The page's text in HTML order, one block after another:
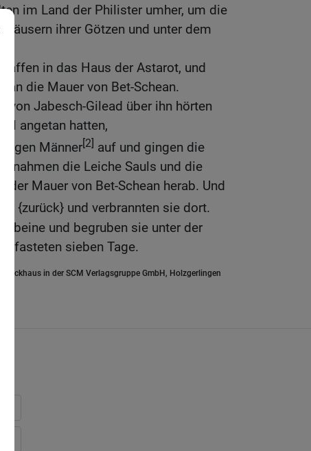
im Land der Philister umher, um die
Häusern ihrer Götzen und unter dem
in das Haus der Astarot, und
an die Mauer von Bet-Schean.
von Jabesch-Gilead über ihn hörten
angetan hatten,
Männer[2] auf und gingen die
nahmen die Leiche Sauls und die
der Mauer von Bet-Schean herab. Und
{zurück} und verbrannten sie dort.
und begruben sie unter der
fasteten sieben Tage.
in der SCM Verlagsgruppe GmbH, Holzgerlingen